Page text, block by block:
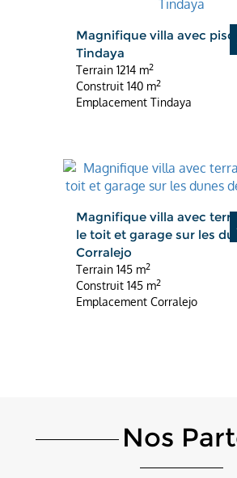
Magnifique villa avec
Tindaya
Terrain1214 m2
Construit140 m2
EmplacementTindaya
Magnifique villa avec
le toit et garage sur les
Corralejo
Terrain145 m2
Construit145 m2
EmplacementCorralejo
Nos